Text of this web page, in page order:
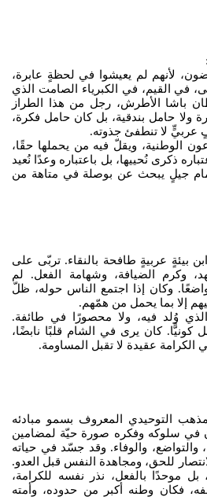
لأنهم لم يعيشوا في لحظةٍ عابرة،
القيم، في الكبرياء الصامت الذي
باشا الأطرش، رجل من هذا الطراز
ولا حامل بندقية، بل كان حامل فكرة،
لا تنطفئ جذوته.
الوطنية، ويقلّ فيه من يحملها حقًا،
ذكرى نُحييها، بل باعتباره وعدًا نُعيد
جيلٍ يبحث عن بوصلة في متاهة من
عربيةٍ طافحة بالنقاء. تربّى على
وكرم الضيافة، وشهامة الفعل. لم
وكان إذا اجتمع الناس حوله، ظلّ
إلا بما يحمل من همّهم.
وُلد فيه، ولا محصورًا في طائفة.
كان يرى في الشام قلبًا نابضًا،
عقيدة لا تقبل المساومة.
التوحيدي المعروف بسمو مبادئه
في سلوكه وفكره صورة حيّة لمضامين
والتواضع، والوفاء. وقد جسّد في حياته
للحق، ومجاهدة النفس قبل العدو.
موحدًا بالفعل، نذر نفسه للكرامة،
فكان وطنه أكبر من حدوده، وأمته